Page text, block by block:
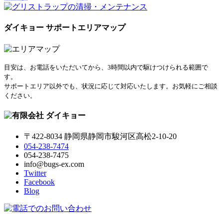
ダイキョー サポートエリアマップ
目安は、お電話をいただいてから、3時間以内で駆けつけられる範囲で
す。
サポートエリア以外でも、状況に応じて対応いたします。お気軽にご相談
ください。
〒422-8034 静岡県静岡市駿河区高松2-10-20
054-238-7474
054-238-7475
info@bugs-ex.com
Twitter
Facebook
Blog